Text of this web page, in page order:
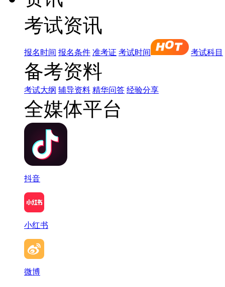
考试资讯
报名时间 报名条件 准考证 考试时间 考试科目
备考资料
考试大纲 辅导资料 精华问答 经验分享
全媒体平台
抖音
小红书
微博